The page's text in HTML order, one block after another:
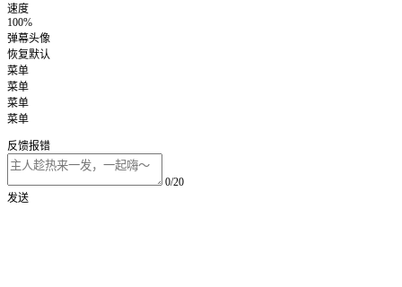
速度
100%
弹幕头像
恢复默认
菜单
菜单
菜单
菜单
反馈报错
0/20
发送